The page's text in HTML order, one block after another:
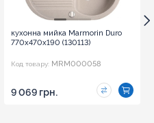
кухонна мийка Marmorin Duro
770х470х190 (130113)
Код товару: MRM000058
9 069 грн.